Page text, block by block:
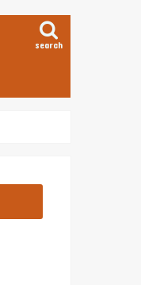
search